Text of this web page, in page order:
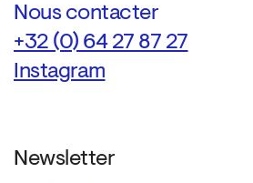
Nous contacter
+32 (0) 64 27 87 27
Instagram
Newsletter